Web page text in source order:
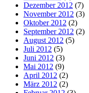
Dezember 2012 (7)
November 2012 (3)
Oktober 2012 (2)
September 2012 (2)
August 2012 (5)
Juli 2012 (5)
Juni 2012 (3)
Mai 2012 (9)
April 2012 (2)
März 2012 (2)